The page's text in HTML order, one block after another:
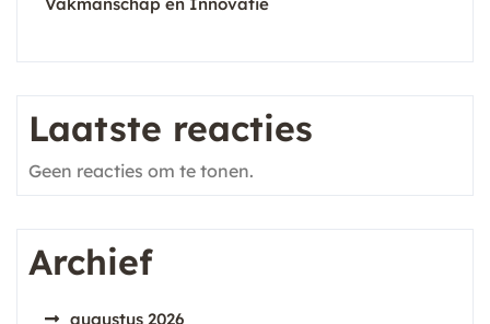
Laatste reacties
Geen reacties om te tonen.
Archief
augustus 2026